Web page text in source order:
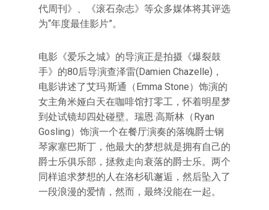
代周刊》、《滚石杂志》等众多媒体将其评选
为“年度最佳影片”。
电影《爱乐之城》的导演正是拍摄《爆裂鼓
手》的80后导演查泽雷(Damien Chazelle)，
电影讲述了艾玛·斯通（Emma Stone）饰演的
女主角米娅白天在咖啡馆打零工，怀着明星梦
到处试镜却四处碰壁。瑞恩·高斯林（Ryan
Gosling）饰演一个在餐厅演奏的落魄爵士钢
琴家塞巴斯丁，他最大的梦想就是拥有自己的
爵士乐俱乐部，拯救走向衰落的爵士乐。两个
同样追求梦想的人在洛杉矶邂逅，然后坠入了
一段浪漫的爱情，然而，最终没能在一起。